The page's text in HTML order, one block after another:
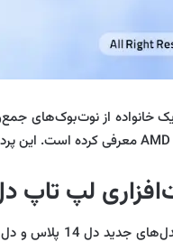
لپ تاپ دل